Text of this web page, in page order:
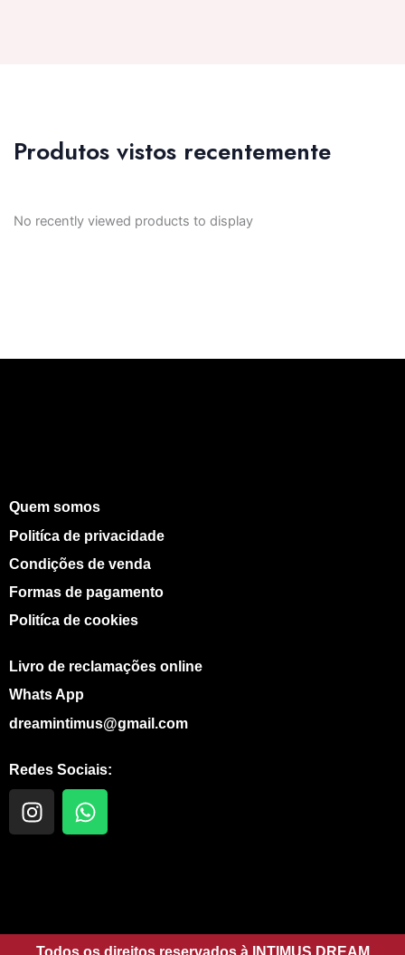
Produtos vistos recentemente
No recently viewed products to display
Quem somos
Politíca de privacidade
Condições de venda
Formas de pagamento
Politíca de cookies
Livro de reclamações online
Whats App
dreamintimus@gmail.com
Redes Sociais:
I
n
r
W
h
p
Todos os direitos reservados à INTIMUS DREAM